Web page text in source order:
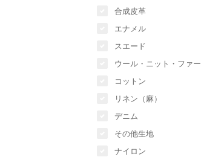
合成皮革
エナメル
スエード
ウール・ニット・ファー
コットン
リネン（麻）
デニム
その他生地
ナイロン